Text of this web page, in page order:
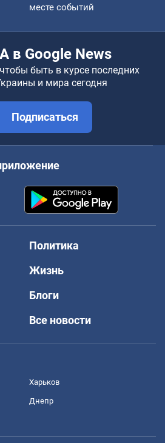
месте событий
в Google News
быть в курсе последних
и мира сегодня
Подписаться
Политика
Жизнь
Блоги
Все новости
Харьков
Днепр